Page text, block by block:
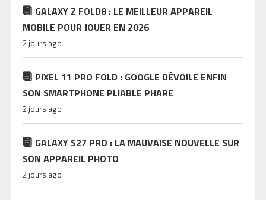
GALAXY Z FOLD8 : LE MEILLEUR APPAREIL
MOBILE POUR JOUER EN 2026
2 jours ago
PIXEL 11 PRO FOLD : GOOGLE DÉVOILE ENFIN
SON SMARTPHONE PLIABLE PHARE
2 jours ago
GALAXY S27 PRO : LA MAUVAISE NOUVELLE SUR
SON APPAREIL PHOTO
2 jours ago